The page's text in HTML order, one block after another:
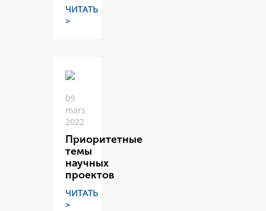
ЧИТАТЬ
>
09
mars
2022
Приоритетные
темы
научных
проектов
ЧИТАТЬ
>